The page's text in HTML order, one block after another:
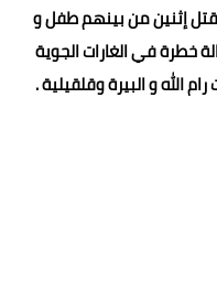
إثنين من بينهم طفل و
4 إصابات بحالة خطرة في الغارات الجوية
الله و البيرة وقلقيلية .